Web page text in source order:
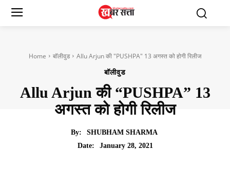
Home बॉलीवुड Allu Arjun की "PUSHPA" 13 अगस्त को होगी रिलीज
बॉलीवुड
Allu Arjun की “PUSHPA” 13
अगस्त को होगी रिलीज
By:
SHUBHAM SHARMA
Date:
January 28, 2021